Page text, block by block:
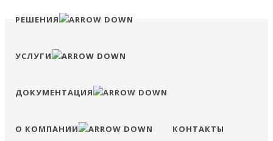
Сравнение
РЕШЕНИЯ
УСЛУГИ
ДОКУМЕНТАЦИЯ
О КОМПАНИИ КОНТАКТЫ